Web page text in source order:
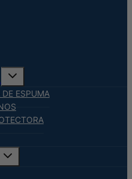
Alternar
menú
hijoESPUMA
Alternar
menú